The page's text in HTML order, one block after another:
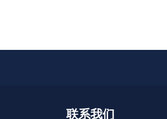
联系我们